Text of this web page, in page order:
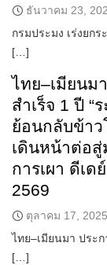
ธันวาคม 23,
กรมประมง เร่งยก
[…]
ไทย–เมียนม
สำเร็จ 1 ปี “
ย้อนกลับข้าว
เดินหน้าต่อสู่
การเผา ดีเด
2569
ตุลาคม 17, 2025
ไทย–เมียนมา ประ
[…]